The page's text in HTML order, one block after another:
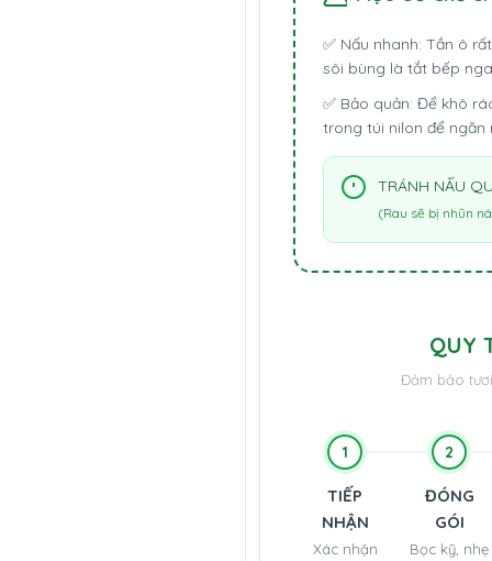
✅ Nấu nhanh: Tần ô
sôi bùng là tắt bếp
✅ Bảo quản: Để khô
trong túi nilon để ngăn
TRÁNH NẤU
(Rau sẽ bị nhũn
QUY
Đảm bảo
1
TIẾP
NHẬN
Xác nhận
2
ĐÓNG
GÓI
Bọc kỹ, nhẹ